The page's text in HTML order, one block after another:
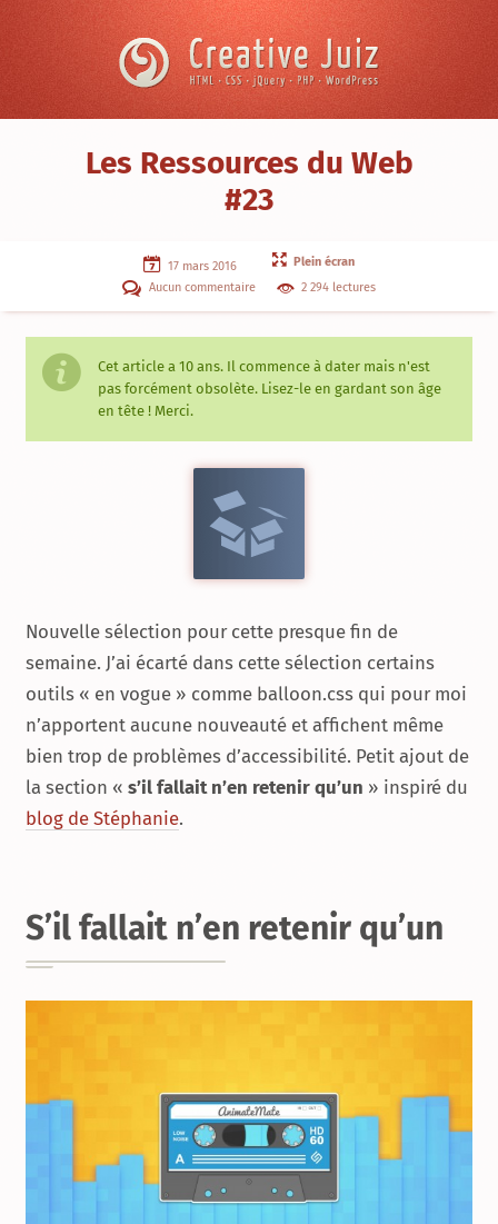
#23
Les Ressources du Web
#23
17 mars 2016
Plein écran
Aucun commentaire
2 294 lectures
Cet article a 10 ans. Il commence à dater mais n'est
pas forcément obsolète. Lisez-le en gardant son âge
en tête ! Merci.
Nouvelle sélection pour cette presque fin de
semaine. J’ai écarté dans cette sélection certains
outils « en vogue » comme balloon.css qui pour moi
n’apportent aucune nouveauté et affichent même
bien trop de problèmes d’accessibilité. Petit ajout de
la section « s’il fallait n’en retenir qu’un » inspiré du
blog de Stéphanie.
S’il fallait n’en retenir qu’un